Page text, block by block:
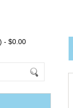
- $0.00